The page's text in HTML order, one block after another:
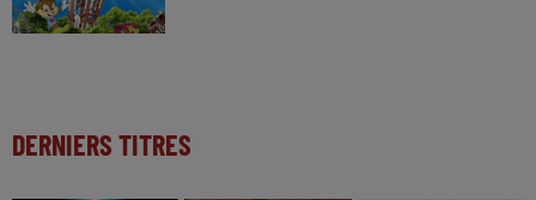
DERNIERS TITRES